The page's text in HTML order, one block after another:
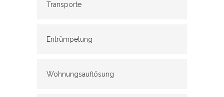
Transporte
Entrümpelung
Wohnungsauflösung